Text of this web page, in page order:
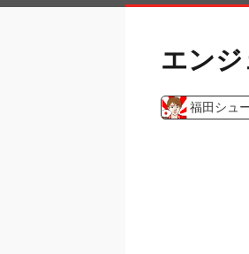
エン
福田シュ